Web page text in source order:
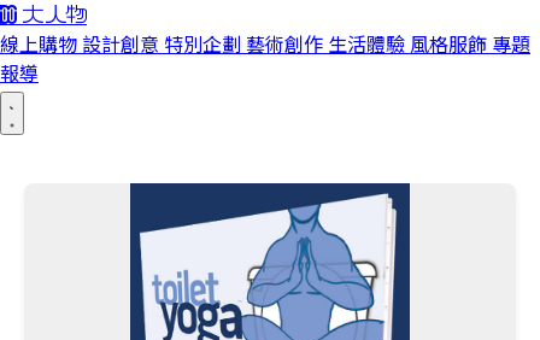
線上購物 設計創意 特別企劃 藝術創作 生活體驗 風格服飾 專題
報導